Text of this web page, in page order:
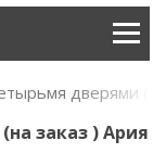
дверями
заказ ) Ария